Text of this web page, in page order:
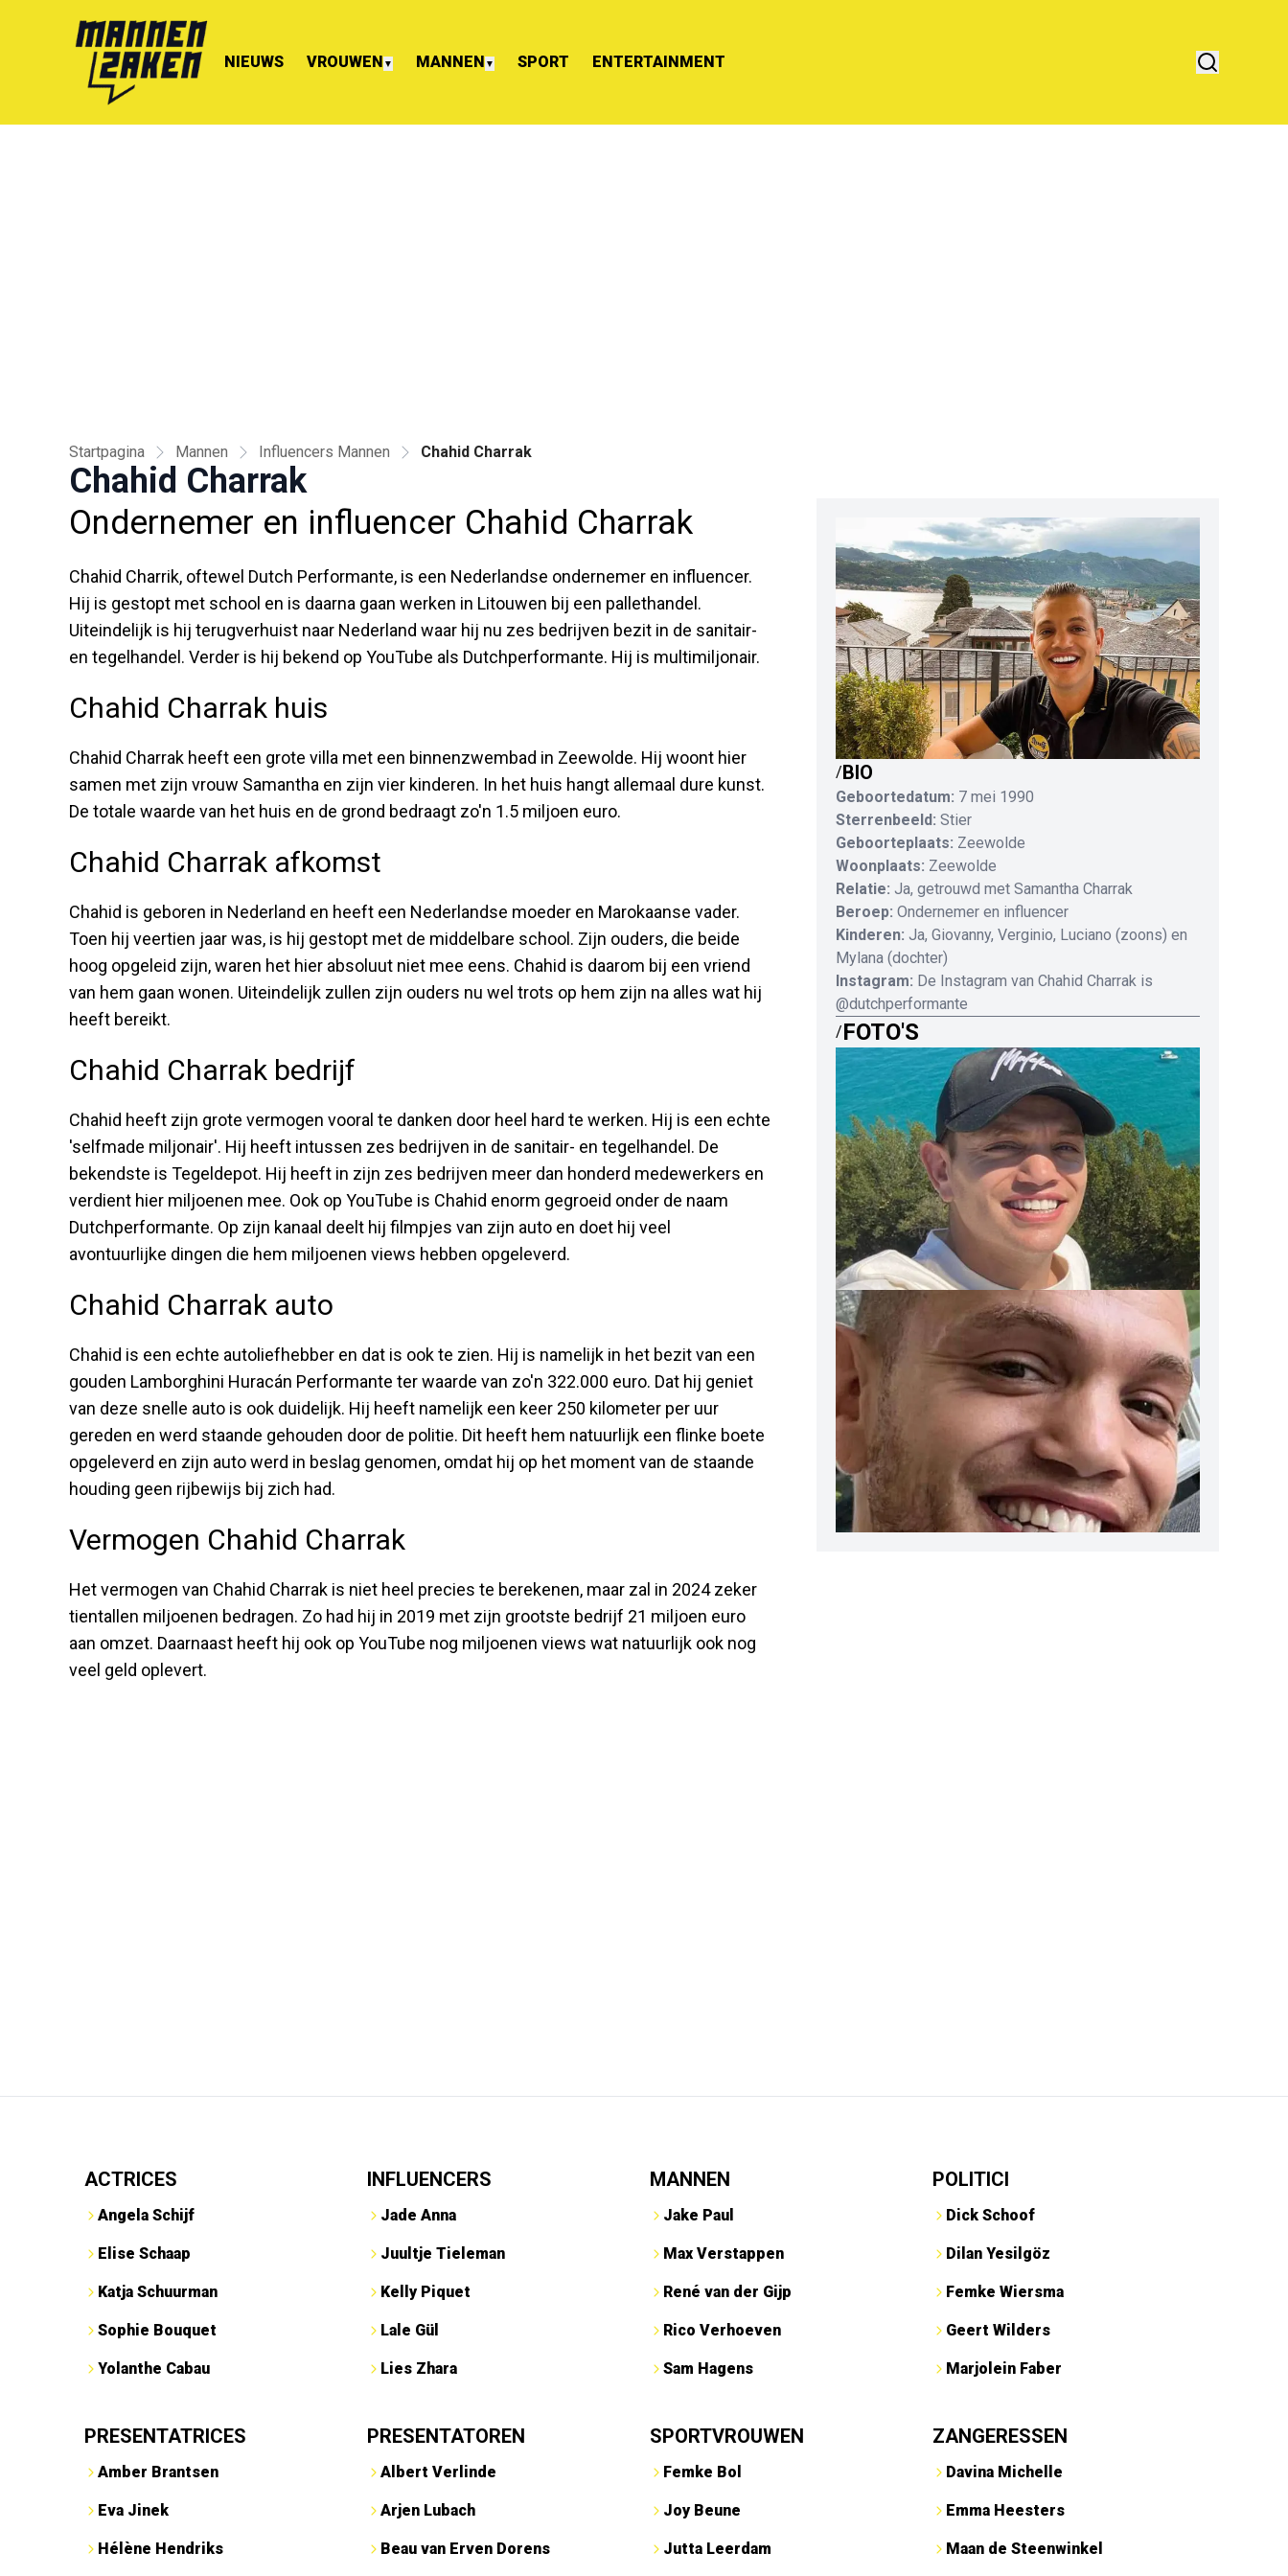
NIEUWS VROUWEN ▼ MANNEN ▼ SPORT ENTERTAINMENT
Startpagina Mannen Influencers Mannen Chahid Charrak
Chahid Charrak
Ondernemer en influencer Chahid Charrak
Chahid Charrik, oftewel Dutch Performante, is een Nederlandse ondernemer en influencer.
Hij is gestopt met school en is daarna gaan werken in Litouwen bij een pallethandel.
Uiteindelijk is hij terugverhuist naar Nederland waar hij nu zes bedrijven bezit in de sanitair-
en tegelhandel. Verder is hij bekend op YouTube als Dutchperformante. Hij is multimiljonair.
Chahid Charrak huis
Chahid Charrak heeft een grote villa met een binnenzwembad in Zeewolde. Hij woont hier
samen met zijn vrouw Samantha en zijn vier kinderen. In het huis hangt allemaal dure kunst.
De totale waarde van het huis en de grond bedraagt zo'n 1.5 miljoen euro.
Chahid Charrak afkomst
Chahid is geboren in Nederland en heeft een Nederlandse moeder en Marokaanse vader.
Toen hij veertien jaar was, is hij gestopt met de middelbare school. Zijn ouders, die beide
hoog opgeleid zijn, waren het hier absoluut niet mee eens. Chahid is daarom bij een vriend
van hem gaan wonen. Uiteindelijk zullen zijn ouders nu wel trots op hem zijn na alles wat hij
heeft bereikt.
Chahid Charrak bedrijf
Chahid heeft zijn grote vermogen vooral te danken door heel hard te werken. Hij is een echte
'selfmade miljonair'. Hij heeft intussen zes bedrijven in de sanitair- en tegelhandel. De
bekendste is Tegeldepot. Hij heeft in zijn zes bedrijven meer dan honderd medewerkers en
verdient hier miljoenen mee. Ook op YouTube is Chahid enorm gegroeid onder de naam
Dutchperformante. Op zijn kanaal deelt hij filmpjes van zijn auto en doet hij veel
avontuurlijke dingen die hem miljoenen views hebben opgeleverd.
Chahid Charrak auto
Chahid is een echte autoliefhebber en dat is ook te zien. Hij is namelijk in het bezit van een
gouden Lamborghini Huracán Performante ter waarde van zo'n 322.000 euro. Dat hij geniet
van deze snelle auto is ook duidelijk. Hij heeft namelijk een keer 250 kilometer per uur
gereden en werd staande gehouden door de politie. Dit heeft hem natuurlijk een flinke boete
opgeleverd en zijn auto werd in beslag genomen, omdat hij op het moment van de staande
houding geen rijbewijs bij zich had.
Vermogen Chahid Charrak
Het vermogen van Chahid Charrak is niet heel precies te berekenen, maar zal in 2024 zeker
tientallen miljoenen bedragen. Zo had hij in 2019 met zijn grootste bedrijf 21 miljoen euro
aan omzet. Daarnaast heeft hij ook op YouTube nog miljoenen views wat natuurlijk ook nog
veel geld oplevert.
/ BIO
Geboortedatum: 7 mei 1990
Sterrenbeeld: Stier
Geboorteplaats: Zeewolde
Woonplaats: Zeewolde
Relatie: Ja, getrouwd met Samantha Charrak
Beroep: Ondernemer en influencer
Kinderen: Ja, Giovanny, Verginio, Luciano (zoons) en
Mylana (dochter)
Instagram: De Instagram van Chahid Charrak is
@dutchperformante
/FOTO'S
ACTRICES
Angela Schijf
Elise Schaap
Katja Schuurman
Sophie Bouquet
Yolanthe Cabau
INFLUENCERS
Jade Anna
Juultje Tieleman
Kelly Piquet
Lale Gül
Lies Zhara
MANNEN
Jake Paul
Max Verstappen
René van der Gijp
Rico Verhoeven
Sam Hagens
POLITICI
Dick Schoof
Dilan Yesilgöz
Femke Wiersma
Geert Wilders
Marjolein Faber
PRESENTATRICES
Amber Brantsen
Eva Jinek
Hélène Hendriks
PRESENTATOREN
Albert Verlinde
Arjen Lubach
Beau van Erven Dorens
SPORTVROUWEN
Femke Bol
Joy Beune
Jutta Leerdam
ZANGERESSEN
Davina Michelle
Emma Heesters
Maan de Steenwinkel